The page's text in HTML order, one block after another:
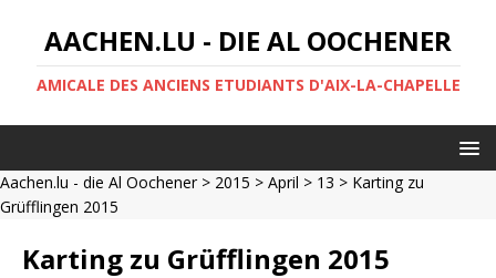
AACHEN.LU - DIE AL OOCHENER
AMICALE DES ANCIENS ETUDIANTS D'AIX-LA-CHAPELLE
Aachen.lu - die Al Oochener> 2015 > April > 13 > Karting zu
Grüfflingen 2015
Karting zu Grüfflingen 2015